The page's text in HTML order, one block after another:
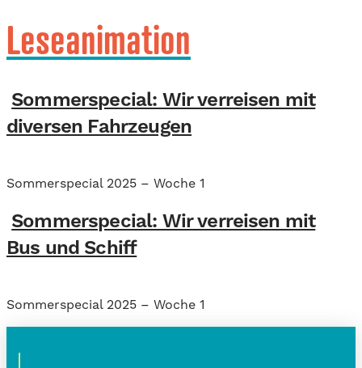
Leseanimation
Sommerspecial: Wir verreisen mit
diversen Fahrzeugen
Sommerspecial 2025 – Woche 1
Sommerspecial: Wir verreisen mit
Bus und Schiff
Sommerspecial 2025 – Woche 1